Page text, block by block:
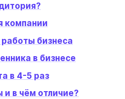
компании
бизнеса
в бизнесе
в 4-5 раз
и в чём отличие?